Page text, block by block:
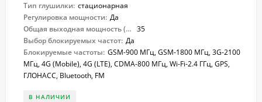
Тип глушилки: стационарная
Регулировка мощности: Да
Общая выходная мощность (Вт): 35
Выбор блокируемых частот: Да
Блокируемые частоты: GSM-900 МГц, GSM-1800 МГц, 3G-2100
МГц, 4G (Mobile), 4G (LTE), CDMA-800 МГц, Wi-Fi-2.4 ГГц, GPS,
ГЛОНАСС, Bluetooth, FM
В НАЛИЧИИ